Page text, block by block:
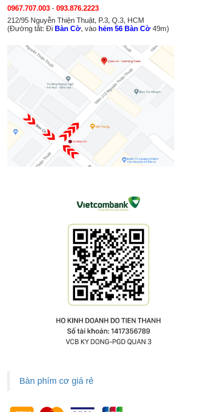
0967.707.003 - 093.876.2223
212/95 Nguyễn Thiện Thuật, P.3, Q.3, HCM
(Đường tắt: Đi Bàn Cờ, vào hẻm 56 Bàn Cờ 49m)
Bàn phím cơ giá rẻ